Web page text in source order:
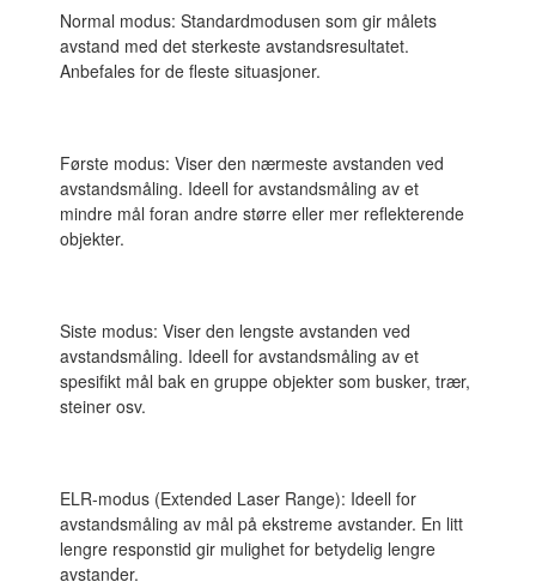
Normal modus: Standardmodusen som gir målets
avstand med det sterkeste avstandsresultatet.
Anbefales for de fleste situasjoner.
Første modus: Viser den nærmeste avstanden ved
avstandsmåling. Ideell for avstandsmåling av et
mindre mål foran andre større eller mer reflekterende
objekter.
Siste modus: Viser den lengste avstanden ved
avstandsmåling. Ideell for avstandsmåling av et
spesifikt mål bak en gruppe objekter som busker, trær,
steiner osv.
ELR-modus (Extended Laser Range): Ideell for
avstandsmåling av mål på ekstreme avstander. En litt
lengre responstid gir mulighet for betydelig lengre
avstander.